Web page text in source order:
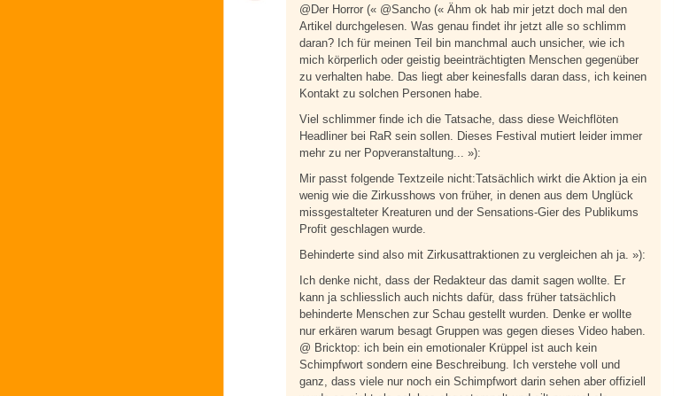
@Der Horror (« @Sancho (« Ähm ok hab mir jetzt doch mal den
Artikel durchgelesen. Was genau findet ihr jetzt alle so schlimm
daran? Ich für meinen Teil bin manchmal auch unsicher, wie ich
mich körperlich oder geistig beeinträchtigten Menschen gegenüber
zu verhalten habe. Das liegt aber keinesfalls daran dass, ich keinen
Kontakt zu solchen Personen habe.
Viel schlimmer finde ich die Tatsache, dass diese Weichflöten
Headliner bei RaR sein sollen. Dieses Festival mutiert leider immer
mehr zu ner Popveranstaltung... »):
Mir passt folgende Textzeile nicht:Tatsächlich wirkt die Aktion ja ein
wenig wie die Zirkusshows von früher, in denen aus dem Unglück
missgestalteter Kreaturen und der Sensations-Gier des Publikums
Profit geschlagen wurde.
Behinderte sind also mit Zirkusattraktionen zu vergleichen ah ja. »):
Ich denke nicht, dass der Redakteur das damit sagen wollte. Er
kann ja schliesslich auch nichts dafür, dass früher tatsächlich
behinderte Menschen zur Schau gestellt wurden. Denke er wollte
nur erkären warum besagt Gruppen was gegen dieses Video haben.
@ Bricktop: ich bein ein emotionaler Krüppel ist auch kein
Schimpfwort sondern eine Beschreibung. Ich verstehe voll und
ganz, dass viele nur noch ein Schimpfwort darin sehen aber offiziell